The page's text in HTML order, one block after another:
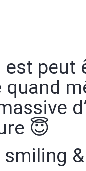
est
😇
smiling